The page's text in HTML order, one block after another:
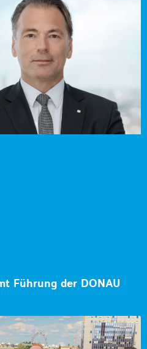
Führung der DONAU